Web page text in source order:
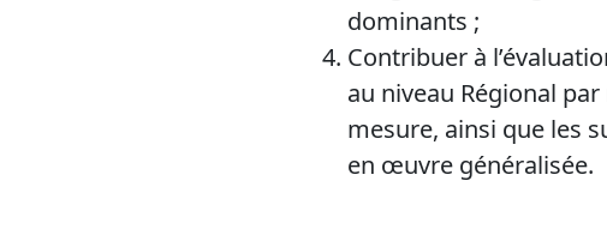
dominants ;
Contribuer à
au niveau Régional
mesure, ainsi que les
en œuvre généralisée.